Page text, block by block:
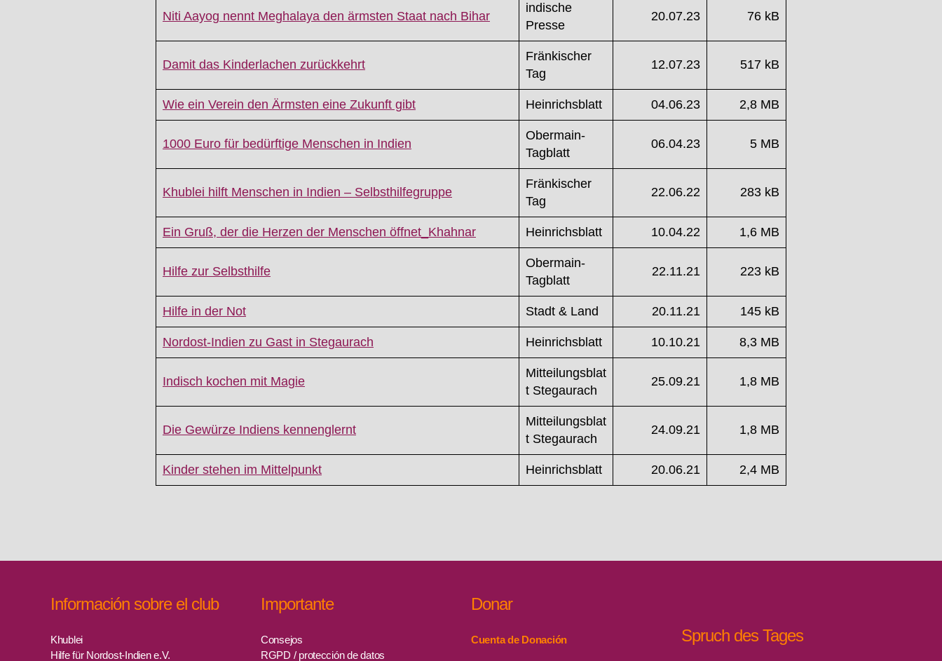
Niti Aayog nennt Meghalaya den ärmsten Staat nach Bihar
indische
Presse
20.07.23 76 kB
Damit das Kinderlachen zurückkehrt
Fränkischer
Tag
12.07.23 517 kB
Wie ein Verein den Ärmsten eine Zukunft gibt Heinrichsblatt 04.06.23 2,8 MB
1000 Euro für bedürftige Menschen in Indien
Obermain-
Tagblatt
06.04.23 5 MB
Khublei hilft Menschen in Indien – Selbsthilfegruppe
Fränkischer
Tag
22.06.22 283 kB
Ein Gruß, der die Herzen der Menschen öffnet_Khahnar Heinrichsblatt 10.04.22 1,6 MB
Hilfe zur Selbsthilfe
Obermain-
Tagblatt
22.11.21 223 kB
Hilfe in der Not Stadt & Land 20.11.21 145 kB
Nordost-Indien zu Gast in Stegaurach Heinrichsblatt 10.10.21 8,3 MB
Indisch kochen mit Magie
Mitteilungsblat
t Stegaurach
25.09.21 1,8 MB
Die Gewürze Indiens kennenglernt
Mitteilungsblat
t Stegaurach
24.09.21 1,8 MB
Kinder stehen im Mittelpunkt Heinrichsblatt 20.06.21 2,4 MB
Información sobre el club
Khublei
Hilfe für Nordost-Indien e.V.
Importante
Consejos
RGPD / protección de datos
Donar
Cuenta de Donación Spruch des Tages